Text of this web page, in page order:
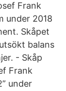
Frank
under 2018
Skåpet
balans
- Skåp
Frank
under